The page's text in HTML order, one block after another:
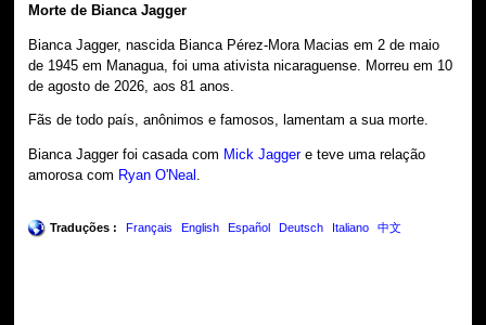
Morte de Bianca Jagger
Bianca Jagger, nascida Bianca Pérez-Mora Macias em 2 de maio
de 1945 em Managua, foi uma ativista nicaraguense. Morreu em 10
de agosto de 2026, aos 81 anos.
Fãs de todo país, anônimos e famosos, lamentam a sua morte.
Bianca Jagger foi casada com Mick Jaggere teve uma relação
amorosa com Ryan O'Neal .
Traduções : Français English Español Deutsch Italiano 中文